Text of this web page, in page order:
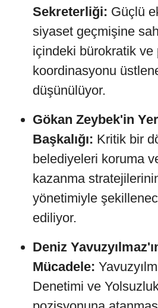
Sekreterliği: Güçlü
siyaset geçmişine
içindeki bürokratik ve
koordinasyonu
düşünülüyor.
Gökan Zeybek'in
Başkalığı: Kritik bir
belediyeleri koruma
kazanma
yönetimiyle
ediliyor.
Deniz
Mücadele:
Denetimi ve